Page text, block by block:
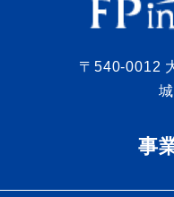
〒540-0012
事